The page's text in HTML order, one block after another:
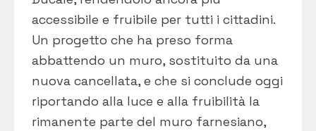
accessibile e fruibile per tutti i cittadini.
Un progetto che ha preso forma
abbattendo un muro, sostituito da una
nuova cancellata, e che si conclude oggi
riportando alla luce e alla fruibilità la
rimanente parte del muro farnesiano,